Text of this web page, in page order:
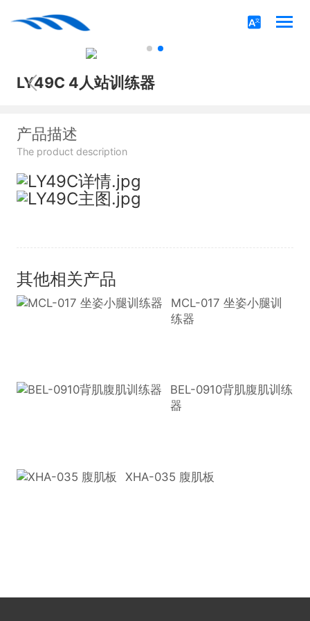
LY49C 4人站训练器
产品描述
The product description
其他相关产品
MCL-017 坐姿小腿训
练器
BEL-0910背肌腹肌训练
器
XHA-035 腹肌板